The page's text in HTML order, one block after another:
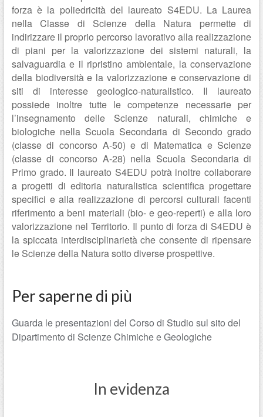
forza è la poliedricità del laureato S4EDU. La Laurea
nella Classe di Scienze della Natura permette di
indirizzare il proprio percorso lavorativo alla realizzazione
di piani per la valorizzazione dei sistemi naturali, la
salvaguardia e il ripristino ambientale, la conservazione
della biodiversità e la valorizzazione e conservazione di
siti di interesse geologico-naturalistico. Il laureato
possiede inoltre tutte le competenze necessarie per
l’insegnamento delle Scienze naturali, chimiche e
biologiche nella Scuola Secondaria di Secondo grado
(classe di concorso A-50) e di Matematica e Scienze
(classe di concorso A-28) nella Scuola Secondaria di
Primo grado. Il laureato S4EDU potrà inoltre collaborare
a progetti di editoria naturalistica scientifica progettare
specifici e alla realizzazione di percorsi culturali facenti
riferimento a beni materiali (bio- e geo-reperti) e alla loro
valorizzazione nel Territorio. Il punto di forza di S4EDU è
la spiccata interdisciplinarietà che consente di ripensare
le Scienze della Natura sotto diverse prospettive.
Per saperne di più
Guarda le presentazioni del Corso di Studio sul sito del
Dipartimento di Scienze Chimiche e Geologiche
In evidenza